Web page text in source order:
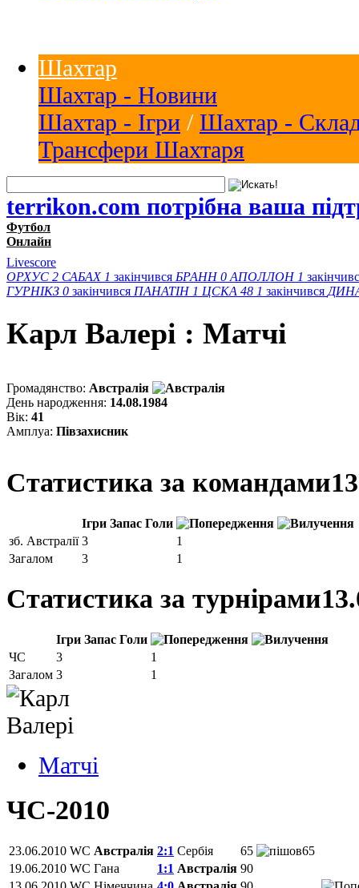
Шахтар
Шахтар - Новини
Шахтар - Ігри / Шахтар -
Трансфери Шахтаря
terrikon.com потрібна ваша
Футбол
Онлайн
Livescore
ОРХУС 2 САБАХ 1 закінчився БРАНН 0 АПОЛЛОН 1
ГУРНІКЗ 0 закінчився ПАНАТІН 1 ЦСКА 48 1 закінчився
Карл Валері : Матчi
Громадянство: Австралія
День народження: 14.08.1984
Вік: 41
Амплуа: Півзахисник
Статистика за командами
Ігри Запас Голи
зб. Австралії 3
1
Загалом
3 1
Статистика за турнірами
Ігри Запас Голи
ЧС
3
1
Загалом 3 1
Матчi
ЧС-2010
23.06.2010 WC Австралія 2:1 Сербія 65
65
19.06.2010 WC Гана 1:1 Австралія 90